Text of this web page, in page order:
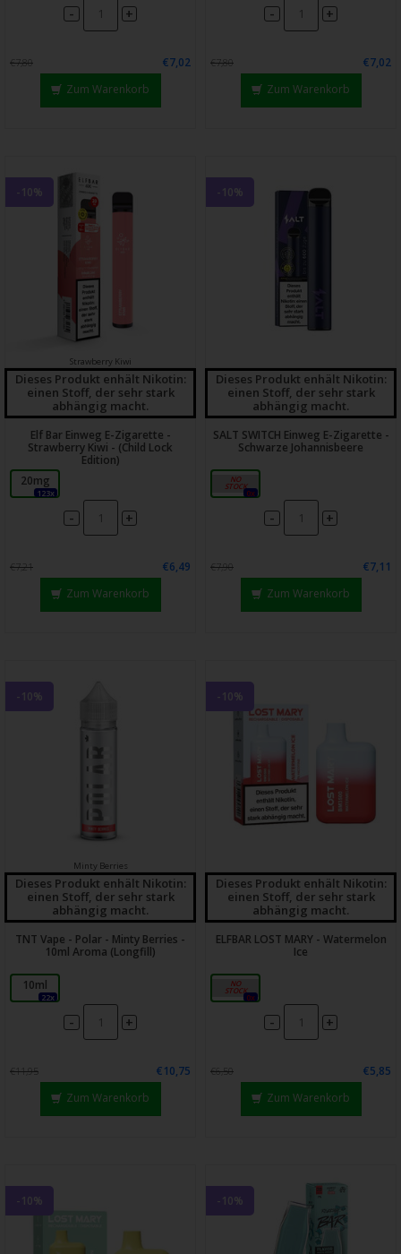
- +
€7,80
€7,02
Zum Warenkorb
- +
€7,80
€7,02
Zum Warenkorb
-10%
Strawberry Kiwi
Dieses Produkt enhält Nikotin:
einen Stoff, der sehr stark
abhängig macht.
Elf Bar Einweg E-Zigarette -
Strawberry Kiwi - (Child Lock
Edition)
20mg
123x
- +
€7,21
€6,49
Zum Warenkorb
-10%
Dieses Produkt enhält Nikotin:
einen Stoff, der sehr stark
abhängig macht.
SALT SWITCH Einweg E-Zigarette -
Schwarze Johannisbeere
20mg
0x
- +
€7,90
€7,11
Zum Warenkorb
-10%
Minty Berries
Dieses Produkt enhält Nikotin:
einen Stoff, der sehr stark
abhängig macht.
TNT Vape - Polar - Minty Berries -
10ml Aroma (Longfill)
10ml
22x
- +
€11,95
€10,75
Zum Warenkorb
-10%
Dieses Produkt enhält Nikotin:
einen Stoff, der sehr stark
abhängig macht.
ELFBAR LOST MARY - Watermelon
Ice
20mg
0x
- +
€6,50
€5,85
Zum Warenkorb
-10% -10%